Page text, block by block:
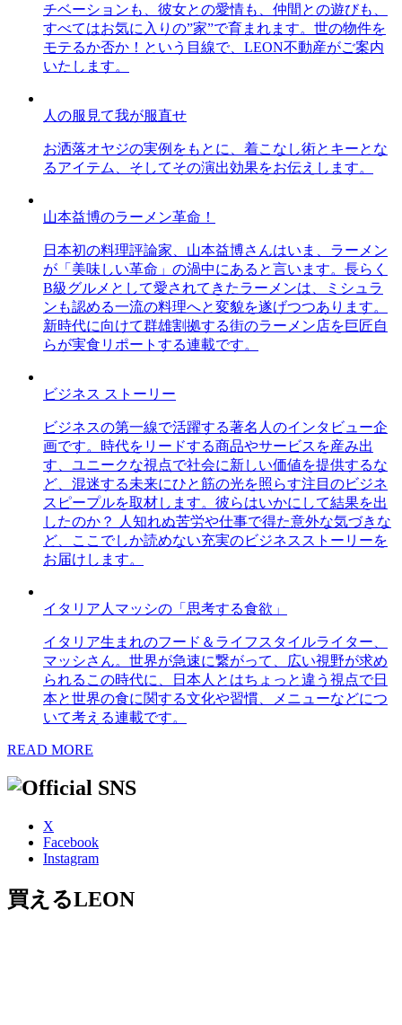
チベーションも、彼女との愛情も、仲間との遊びも、
すべてはお気に入りの”家”で育まれます。世の物件を
モテるか否か！という目線で、LEON不動産がご案内
いたします。
人の服見て我が服直せ
お洒落オヤジの実例をもとに、着こなし術とキーとな
るアイテム、そしてその演出効果をお伝えします。
山本益博のラーメン革命！
日本初の料理評論家、山本益博さんはいま、ラーメン
が「美味しい革命」の渦中にあると言います。長らく
B級グルメとして愛されてきたラーメンは、ミシュラ
ンも認める一流の料理へと変貌を遂げつつあります。
新時代に向けて群雄割拠する街のラーメン店を巨匠自
らが実食リポートする連載です。
ビジネス ストーリー
ビジネスの第一線で活躍する著名人のインタビュー企
画です。時代をリードする商品やサービスを産み出
す、ユニークな視点で社会に新しい価値を提供するな
ど、混迷する未来にひと筋の光を照らす注目のビジネ
スピープルを取材します。彼らはいかにして結果を出
したのか？ 人知れぬ苦労や仕事で得た意外な気づきな
ど、ここでしか読めない充実のビジネスストーリーを
お届けします。
イタリア人マッシの「思考する食欲」
イタリア生まれのフード＆ライフスタイルライター、
マッシさん。世界が急速に繋がって、広い視野が求め
られるこの時代に、日本人とはちょっと違う視点で日
本と世界の食に関する文化や習慣、メニューなどにつ
いて考える連載です。
READ MORE
X
Facebook
Instagram
買えるLEON